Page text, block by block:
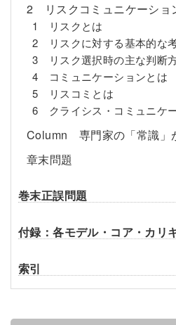
2 リスクコミュニケーショ
1 リスクとは
2 リスクに対する基本的な
3 リスク選択時の主な判断
4 コミュニケーションとは
5 リスコミとは
6 クライシス・コミュニケ
Column 専門家の「常識」
章末問題
巻末正誤問題
付録：各モデル・コア・カリ
索引